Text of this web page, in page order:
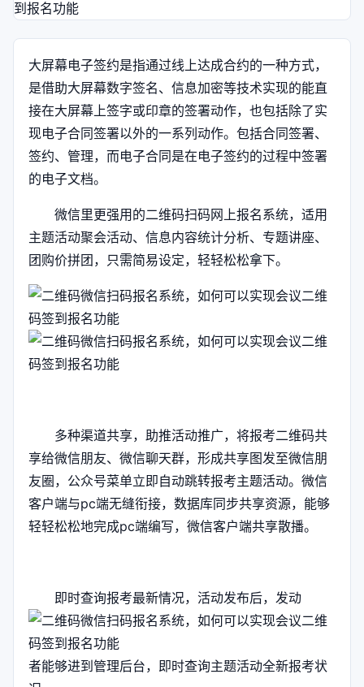
大屏幕电子签约是指通过线上达成合约的一种方式，
是借助大屏幕数字签名、信息加密等技术实现的能直
接在大屏幕上签字或印章的签署动作，也包括除了实
现电子合同签署以外的一系列动作。包括合同签署、
签约、管理，而电子合同是在电子签约的过程中签署
的电子文档。
微信里更强用的二维码扫码网上报名系统，适用
主题活动聚会活动、信息内容统计分析、专题讲座、
团购价拼团，只需简易设定，轻轻松松拿下。
多种渠道共享，助推活动推广，将报考二维码共
享给微信朋友、微信聊天群，形成共享图发至微信朋
友圈，公众号菜单立即自动跳转报考主题活动。微信
客户端与pc端无缝衔接，数据库同步共享资源，能够
轻轻松松地完成pc端编写，微信客户端共享散播。
即时查询报考最新情况，活动发布后，发动
者能够进到管理后台，即时查询主题活动全新报考状